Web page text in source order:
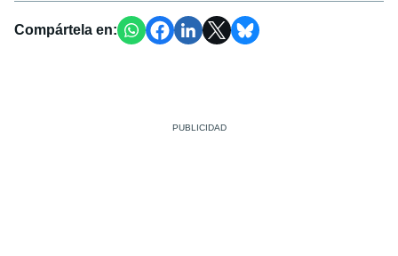
Compártela en: